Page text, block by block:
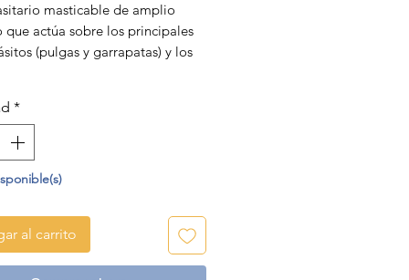
masticable de amplio
que actúa sobre los principales
(pulgas y garrapatas) y los
1 comprimido.
*
al carrito